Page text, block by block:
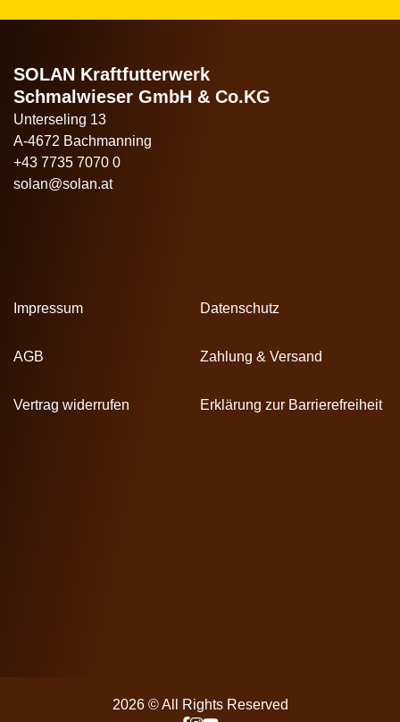
SOLAN Kraftfutterwerk
Schmalwieser GmbH & Co.KG
Unterseling 13
A-4672 Bachmanning
+43 7735 7070 0
solan@solan.at
Impressum Datenschutz
AGB Zahlung & Versand
Vertrag widerrufen Erklärung zur Barrierefreiheit
2026 © All Rights Reserved